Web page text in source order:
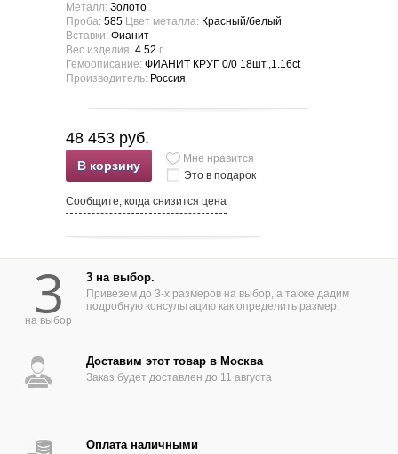
Металл: Золото
Проба: 585 Цвет металла: Красный/белый
Вставки: Фианит
Вес изделия: 4.52 г
Гемоописание: ФИАНИТ КРУГ 0/0 18шт.,1.16ct
Производитель: Россия
48 453 руб.
В корзину
Мне нравится
Это в подарок
Сообщите, когда снизится цена
3
на выбор
3 на выбор.
Привезем до 3-х размеров на выбор, а также дадим
подробную консультацию как определить размер.
Доставим этот товар в Москва
Заказ будет доставлен до 11 августа
Оплата наличными